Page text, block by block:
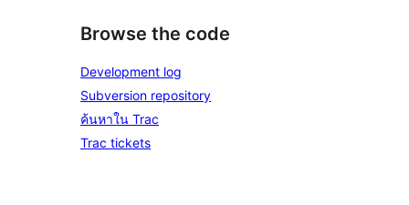
Browse the code
Development log
Subversion repository
ค้นหาใน Trac
Trac tickets